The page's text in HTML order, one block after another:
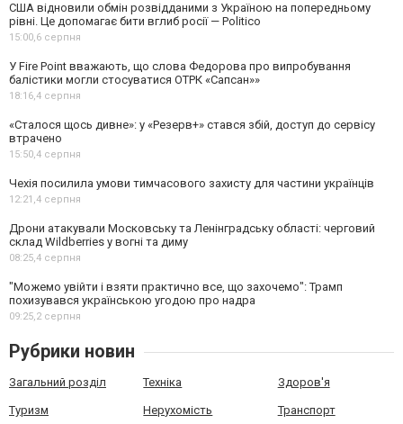
США відновили обмін розвідданими з Україною на попередньому
рівні. Це допомагає бити вглиб росії — Politico
15:00,6 серпня
У Fire Point вважають, що слова Федорова про випробування
балістики могли стосуватися ОТРК «Сапсан»»
18:16,4 серпня
«Сталося щось дивне»: у «Резерв+» стався збій, доступ до сервісу
втрачено
15:50,4 серпня
Чехія посилила умови тимчасового захисту для частини українців
12:21,4 серпня
Дрони атакували Московську та Ленінградську області: черговий
склад Wildberries у вогні та диму
08:25,4 серпня
"Можемо увійти і взяти практично все, що захочемо": Трамп
похизувався українською угодою про надра
09:25,2 серпня
Рубрики новин
Загальний розділ Техніка Здоров'я
Туризм Нерухомість Транспорт